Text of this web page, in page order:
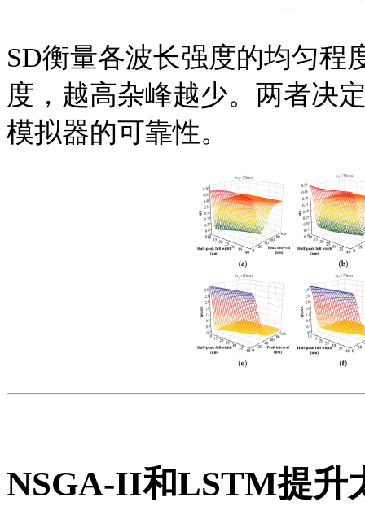
SD衡量各波长强度的均匀程
度，越高杂峰越少。两者决
模拟器的可靠性。
NSGA-II和LSTM提升